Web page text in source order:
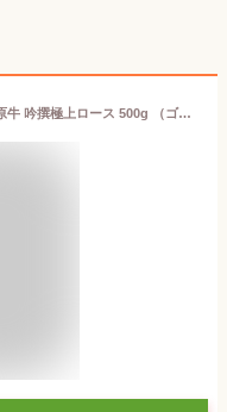
極上肉のしゃぶしゃぶセット 大和榛原牛 吟撰極上ロース 500g （ゴマだれ、または特製ポン酢を2本サービス！） 送料無料 牛肉 黒毛和牛 A5 大和榛原牛